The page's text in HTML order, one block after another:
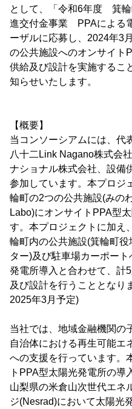
として、「令和6年度 箕
進交付金事業 PPAによる
ーザルに応募し、2024年3
の公共施設へのオンサイト
供給及び設計を実施するこ
知らせいたします。
【概要】
当コンソーシアムには、代
八十二Link Nagano株式会
ナショナル株式会社、設備
参加しています。本プロジ
輪町の2つの公共施設(みの
Labo)にオンサイトPPA型
す。本プロジェクトに加え
輪町内の公共施設(箕輪町
ター)及び駐車場カーポー
発電所導入と合わせて、計
及び設計を行うこととなり
2025年3月予定)
当社では、地域金融機関の
自治体における再生可能エ
への支援を行っています。
トPPA型太陽光発電所の導
山梨県の米倉山次世代エネ
ジ(Nesrad)において太陽光